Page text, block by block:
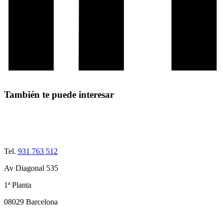
También te puede interesar
Tel. 931 763 512
Av Diagonal 535
1ª Planta
08029 Barcelona